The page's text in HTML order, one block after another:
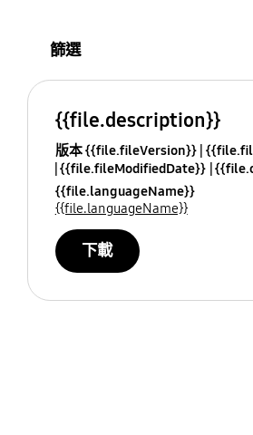
篩選
{{file.description}}
版本 {{file.fileVersion}}
{{file.fileModifiedDate}}
{{file.languageName}}
{{file.languageName}}
下載